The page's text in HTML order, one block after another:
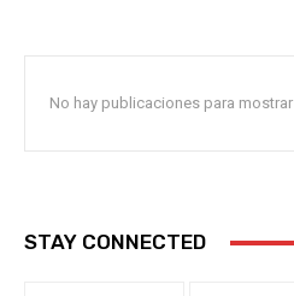
No hay publicaciones para mostrar
STAY CONNECTED